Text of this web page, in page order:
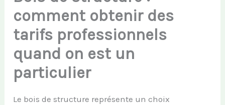
comment obtenir des
tarifs professionnels
quand on est un
particulier
Le bois de structure représente un choix